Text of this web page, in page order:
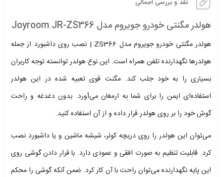
نقد و بررسی اجمالی
هولدر مگنتی خودرو جویروم مدل Joyroom JR-ZS366
هولدر مگنتی خودرو جویروم مدل ZS366 | نصب روی داشبورد از جمله
هولدرها نگهدارنده تلفن همراه است. این نوع هولدر توانسته توجه کاربران
بسیاری را به خود جلب کند. مگنت قوی تعبیه شده در این هولدر
استفاده‌ای ایمن را برای شما به ارمغان می‌آورد. بدون دغدغه و راحت
گوش خود را بر روی هولدر قرار داده و از آن استفاده کنید.
می‌توان این هولدر را روی دریچه کولر، شیشه ماشین و یا داشبورد نصب
کرد. قابلیت تنظیم به صورت افقی و عمودی دارد. با قرار دادن‌ گوشی روی
این پایه نگهدارنده می‌توان راحت با آن کار کرد. ضمن آنکه گوشی را محکم